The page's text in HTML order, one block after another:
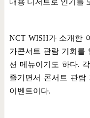
대용 디저트로 인기를
NCT WISH가 소개한
가콘서트 관람 기회를
션 메뉴이기도 하다.
즐기면서 콘서트 관람
이벤트이다.